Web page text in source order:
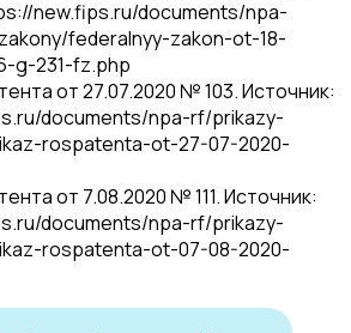
new.fips.ru/documents/npa-
federalnyy-zakon-ot-18-
g-231-fz.php
от 27.07.2020 № 103. Источник:
documents/npa-rf/prikazy-
rospatenta-ot-27-07-2020-
от 7.08.2020 № 111. Источник:
documents/npa-rf/prikazy-
rospatenta-ot-07-08-2020-